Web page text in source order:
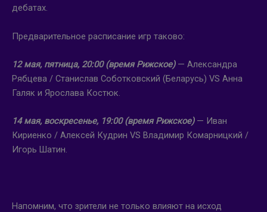
дебатах.
Предварительное расписание игр таково:
12 мая, пятница, 20:00 (время Рижское)— Александра
Рябцева / Станислав Соботковский (Беларусь) VS Анна
Галяк и Ярослава Костюк.
14 мая, воскресенье, 19:00 (время Рижское)— Иван
Кириенко / Алексей Кудрин VS Владимир Комарницкий /
Игорь Шатин.
Напомним, что зрители не только влияют на исход